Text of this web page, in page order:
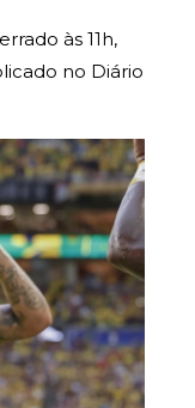
às 11h,
no Diário